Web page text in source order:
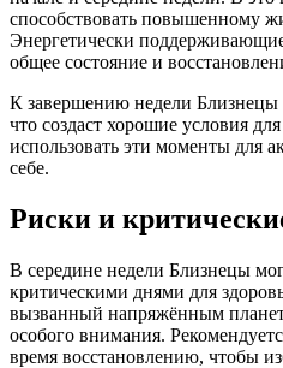
способствовать повышенному
Энергетически
общее состояние и
К завершению недели Близнецы
что создаст хорошие условия
использовать эти моменты для
себе.
Риски и
В середине недели Близнецы
критическими днями для
вызванный напряжённым
особого внимания.
время восстановлению, чтобы